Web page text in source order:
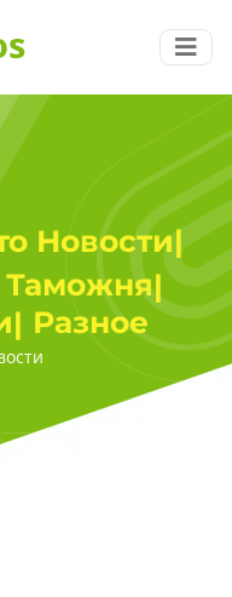
Новости|
Таможня|
| Разное